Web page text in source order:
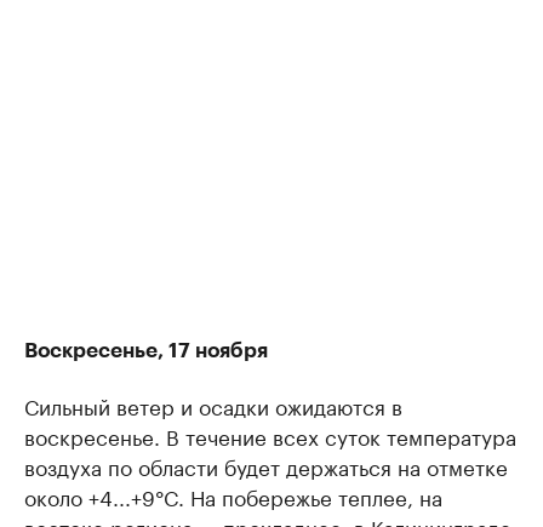
Воскресенье, 17 ноября
Сильный ветер и осадки ожидаются в
воскресенье. В течение всех суток температура
воздуха по области будет держаться на отметке
около +4...+9°C. На побережье теплее, на